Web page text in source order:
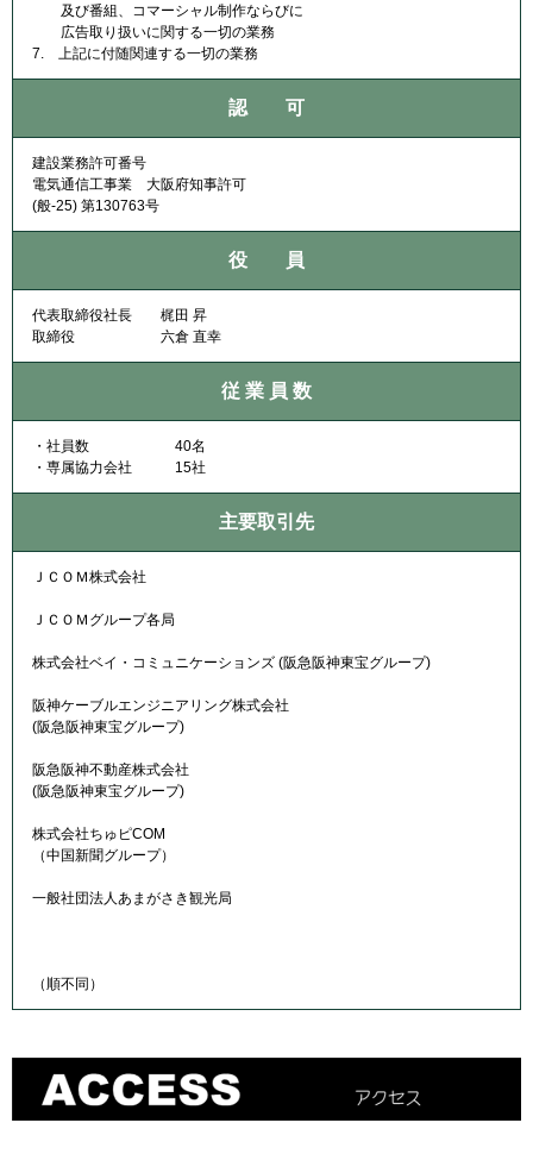
及び番組、コマーシャル制作ならびに
広告取り扱いに関する一切の業務
7. 上記に付随関連する一切の業務
認 可
建設業務許可番号
電気通信工事業 大阪府知事許可
(般-25) 第130763号
役 員
代表取締役社長 梶田 昇
取締役 六倉 直幸
従 業 員 数
・社員数 40名
・専属協力会社 15社
主要取引先
ＪＣＯＭ株式会社
ＪＣＯＭグループ各局
株式会社ベイ・コミュニケーションズ (阪急阪神東宝グループ)
阪神ケーブルエンジニアリング株式会社
(阪急阪神東宝グループ)
阪急阪神不動産株式会社
(阪急阪神東宝グループ)
株式会社ちゅピCOM
（中国新聞グループ）
一般社団法人あまがさき観光局
（順不同）